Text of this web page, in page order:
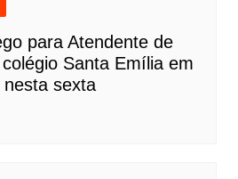
para Atendente de
Santa Emília em
sexta